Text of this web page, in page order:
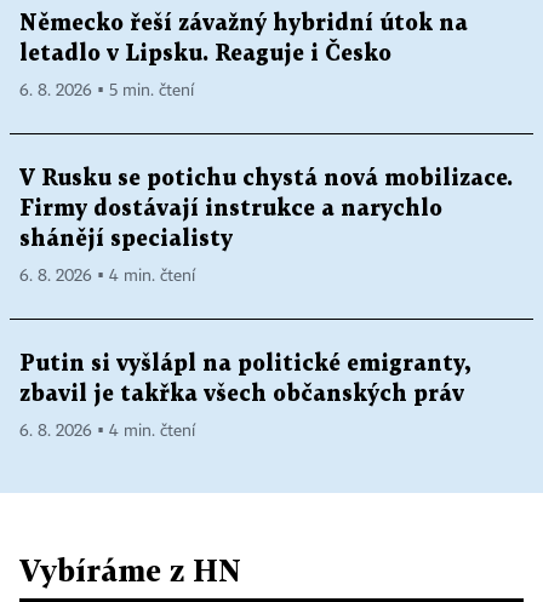
Německo řeší závažný hybridní útok na
letadlo v Lipsku. Reaguje i Česko
6. 8. 2026 ▪ 5 min. čtení
V Rusku se potichu chystá nová mobilizace.
Firmy dostávají instrukce a narychlo
shánějí specialisty
6. 8. 2026 ▪ 4 min. čtení
Putin si vyšlápl na politické emigranty,
zbavil je takřka všech občanských práv
6. 8. 2026 ▪ 4 min. čtení
Vybíráme z HN